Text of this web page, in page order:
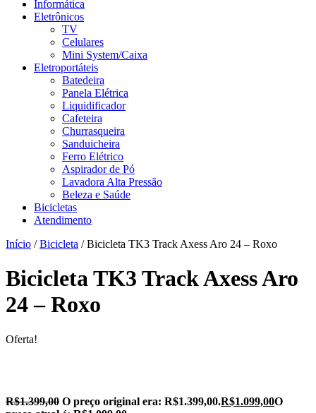
Informática
Eletrônicos
TV
Celulares
Mini System/Caixa
Eletroportáteis
Batedeira
Panela Elétrica
Liquidificador
Cafeteira
Churrasqueira
Sanduicheira
Ferro Elétrico
Aspirador de Pó
Lavadora Alta Pressão
Beleza e Saúde
Bicicletas
Atendimento
Início /Bicicleta / Bicicleta TK3 Track Axess Aro 24 – Roxo
Bicicleta TK3 Track Axess Aro
24 – Roxo
Oferta!
R$1.399,00 O preço original era: R$1.399,00.R$1.099,00O